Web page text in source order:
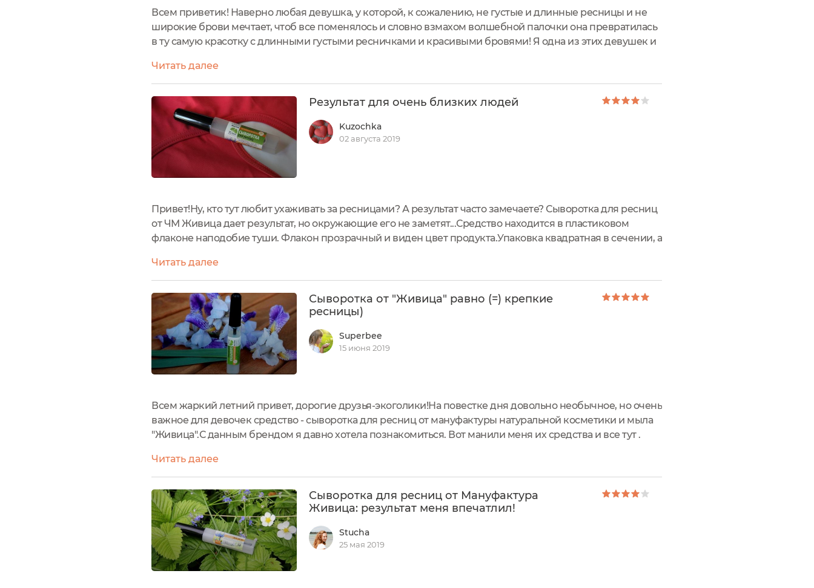
Всем приветик! Наверно любая девушка, у которой, к сожалению, не густые и длинные ресницы и не
широкие брови мечтает, чтоб все поменялось и словно взмахом волшебной палочки она превратилась
в ту самую красотку с длинными густыми ресничками и красивыми бровями! Я одна из этих девушек и
После того, как я...
Читать далее
Результат для очень близких людей
Kuzochka
02 августа 2019
Привет!Ну, кто тут любит ухаживать за ресницами? А результат часто замечаете? Сыворотка для ресниц
от ЧМ Живица дает результат, но окружающие его не заметят...Средство находится в пластиковом
флаконе наподобие туши. Флакон прозрачный и виден цвет продукта.Упаковка квадратная в сечении, а
этикетке вся...
Читать далее
Сыворотка от "Живица" равно (=) крепкие
ресницы)
Superbee
15 июня 2019
Всем жаркий летний привет, дорогие друзья-экоголики!На повестке дня довольно необычное, но очень
важное для девочек средство - сыворотка для ресниц от мануфактуры натуральной косметики и мыла
"Живица".С данным брендом я давно хотела познакомиться. Вот манили меня их средства и все тут .
то еще такое...
Читать далее
Сыворотка для ресниц от Мануфактура
Живица: результат меня впечатлил!
Stucha
25 мая 2019